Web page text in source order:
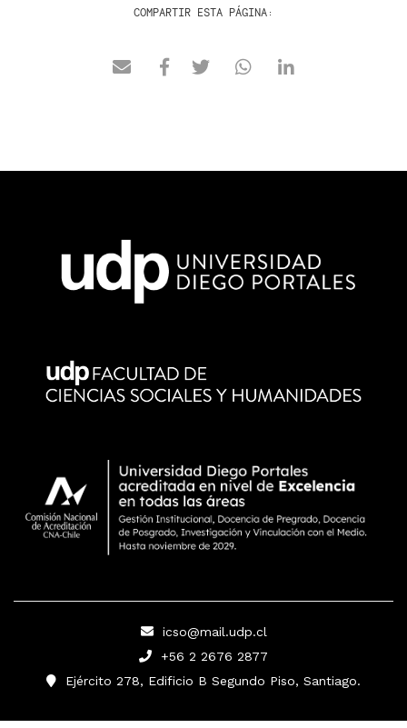
COMPARTIR ESTA PÁGINA:
icso@mail.udp.cl
+56 2 2676 2877
Ejército 278, Edificio B Segundo Piso, Santiago.